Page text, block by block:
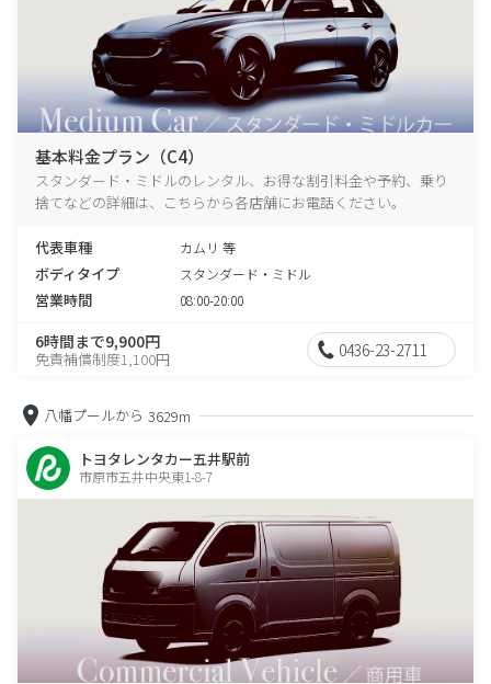
基本料金プラン（C4）
スタンダード・ミドルのレンタル、お得な割引料金や予約、乗り
捨てなどの詳細は、こちらから各店舗にお電話ください。
代表車種 カムリ 等
ボディタイプ スタンダード・ミドル
営業時間 08:00-20:00
6時間まで9,900円
免責補償制度1,100円 0436-23-2711
八幡プールから 3629m
トヨタレンタカー五井駅前
市原市五井中央東1-8-7